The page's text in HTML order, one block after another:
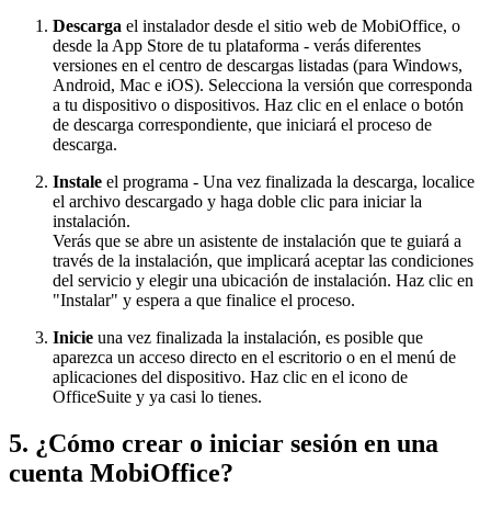
Descarga el instalador desde el sitio web de MobiOffice, o
desde la App Store de tu plataforma - verás diferentes
versiones en el centro de descargas listadas (para Windows,
Android, Mac e iOS). Selecciona la versión que corresponda
a tu dispositivo o dispositivos. Haz clic en el enlace o botón
de descarga correspondiente, que iniciará el proceso de
descarga.
Instale el programa - Una vez finalizada la descarga, localice
el archivo descargado y haga doble clic para iniciar la
instalación.
Verás que se abre un asistente de instalación que te guiará a
través de la instalación, que implicará aceptar las condiciones
del servicio y elegir una ubicación de instalación. Haz clic en
"Instalar" y espera a que finalice el proceso.
Inicie una vez finalizada la instalación, es posible que
aparezca un acceso directo en el escritorio o en el menú de
aplicaciones del dispositivo. Haz clic en el icono de
OfficeSuite y ya casi lo tienes.
5. ¿Cómo crear o iniciar sesión en una
cuenta MobiOffice?